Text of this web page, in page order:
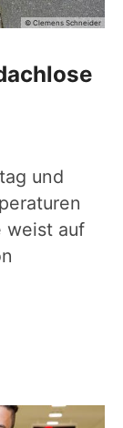
© Clemens Schneider
und
weist auf